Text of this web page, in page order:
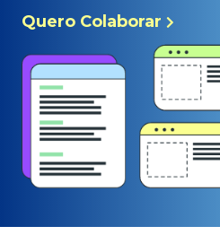
Quero Colaborar